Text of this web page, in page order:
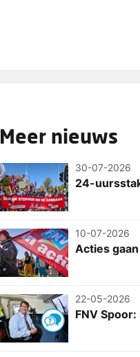
Meer nieuws
30-07-2026
24-
10-07-2026
Acties
22-05-2026
FNV